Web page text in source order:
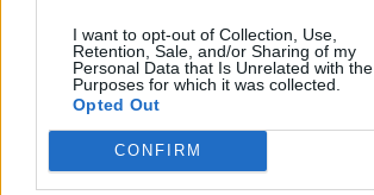
I want to opt-out of Collection, Use,
Retention, Sale, and/or Sharing of my
Personal Data that Is Unrelated with the
Purposes for which it was collected.
Opted Out
CONFIRM